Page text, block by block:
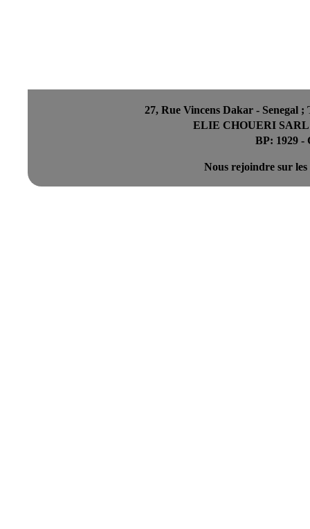
27, Rue Vincens Dakar - Senegal ;
ELIE CHOUERI SARL
BP: 1929 -
Nous rejoindre sur